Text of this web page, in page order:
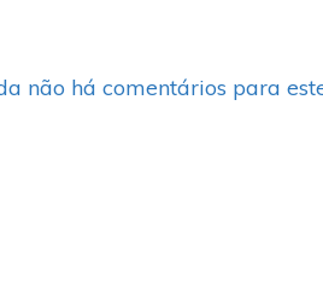
não há comentários para